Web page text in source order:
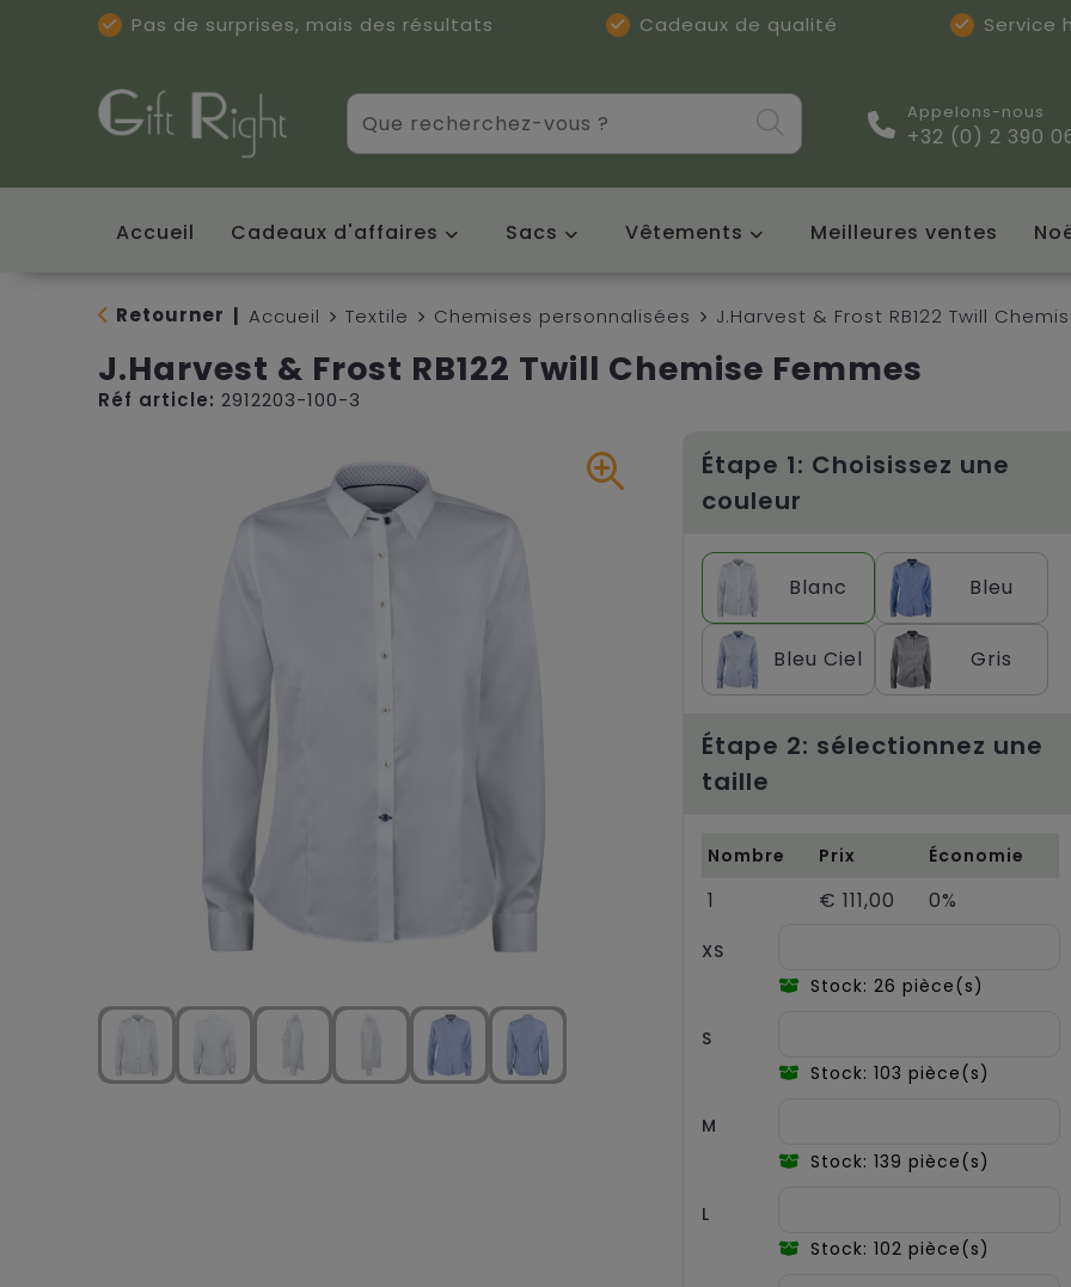
Pas de surprises, mais des résultats Cadeaux de qualité Service
Appelons-nous
+32 (0) 2 390
Accueil Cadeaux d'affaires Sacs Vêtements Meilleures ventes
Retourner Accueil Textile Chemises personnalisées J.Harvest & Frost RB122 Twill
J.Harvest & Frost RB122 Twill Chemise Femmes
Réf article: 2912203-100-3
Étape 1: Choisissez une
couleur
Blanc Bleu
Bleu Ciel Gris
Étape 2: sélectionnez une
taille
Nombre Prix Économie
1 € 111,00 0%
XS
Stock: 26 pièce(s)
S
Stock: 103 pièce(s)
M
Stock: 139 pièce(s)
L
Stock: 102 pièce(s)